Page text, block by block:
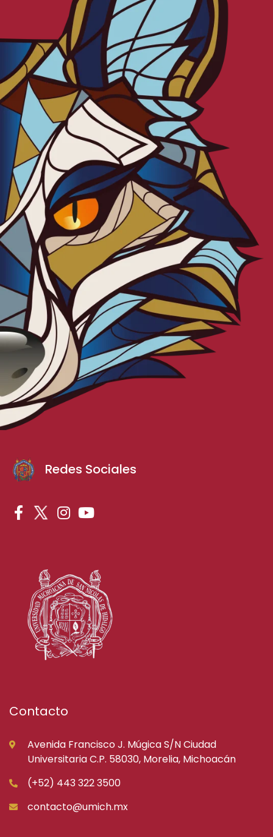
Redes Sociales
Contacto
Avenida Francisco J. Múgica S/N Ciudad
Universitaria C.P. 58030, Morelia, Michoacán
(+52) 443 322 3500
contacto@umich.mx